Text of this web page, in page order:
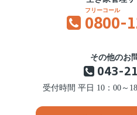
0800-
その他のお
043-
受付時間 平日 10：00～